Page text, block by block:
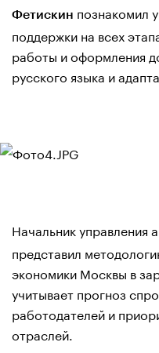
Фетискин познакомил
поддержки на всех
работы и оформления
русского языка и
Начальник управления
представил
экономики Москвы в
учитывает прогноз
работодателей и
отраслей.